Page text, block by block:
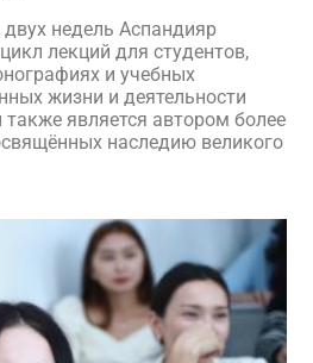
недель Аспандияр
лекций для студентов,
и учебных
жизни и деятельности
является автором более
наследию великого